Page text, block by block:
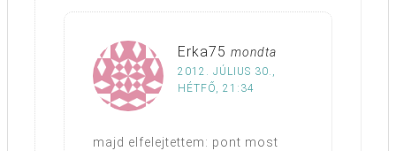
Erka75 mondta
2012. JÚLIUS 30.,
HÉTFŐ, 21:34
majd elfelejtettem: pont most